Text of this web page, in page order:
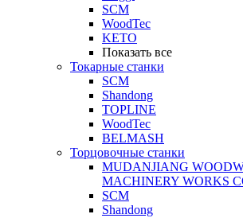
SCM
WoodTec
KETO
Показать все
Токарные станки
SCM
Shandong
TOPLINE
WoodTec
BELMASH
Торцовочные станки
MUDANJIANG
MACHINERY WORKS
SCM
Shandong